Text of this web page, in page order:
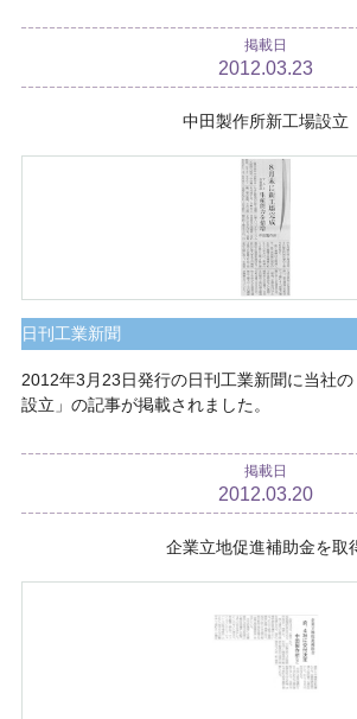
掲載日
2012.03.23
中田製作所新工場設立
日刊工業新聞
2012年3月23日発行の日刊工業新聞に当社
設立」の記事が掲載されました。
掲載日
2012.03.20
企業立地促進補助金を取